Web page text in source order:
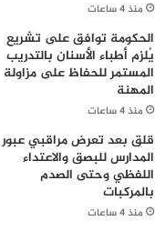
منذ 4 ساعات
الحكومة توافق على تشريع
يُلزم أطباء الأسنان بالتدريب
المستمر للحفاظ على مزاولة
المهنة
منذ 4 ساعات
قلق بعد تعرض مراقبي عبور
المدارس للبصق والاعتداء
اللفظي وحتى الصدم
بالمركبات
منذ 4 ساعات